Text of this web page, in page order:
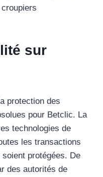
sur
protection des
pour Betclic. La
technologies de
les transactions
protégées. De
des autorités de